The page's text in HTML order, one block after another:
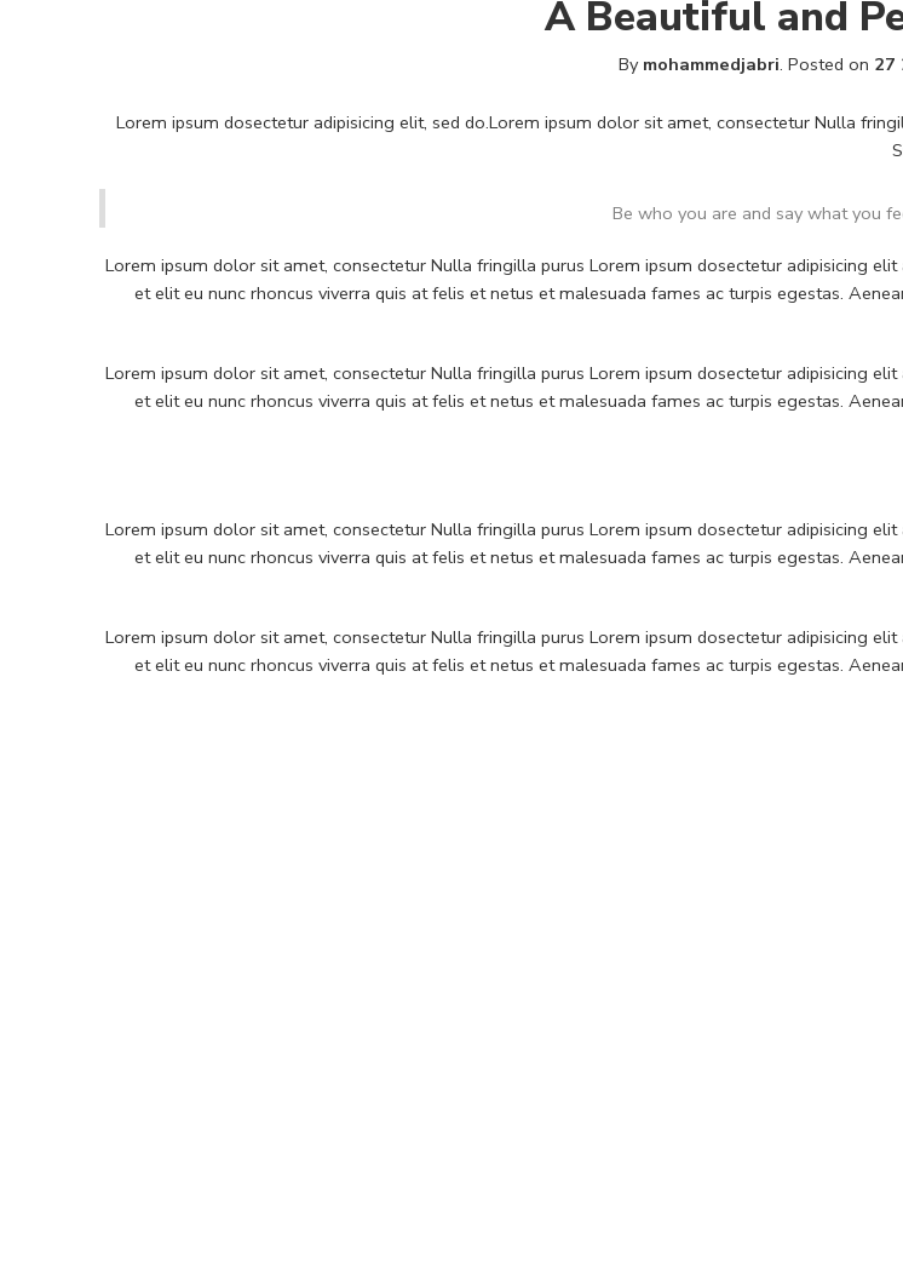
A Beautiful and
By mohammedjabri. Posted on
Lorem ipsum dosectetur adipisicing elit, sed do.Lorem ipsum dolor sit amet, consectetur Nulla
Be who you are and say what you
Lorem ipsum dolor sit amet, consectetur Nulla fringilla purus Lorem ipsum dosectetur adipisicing
et elit eu nunc rhoncus viverra quis at felis et netus et malesuada fames ac turpis egestas.
Lorem ipsum dolor sit amet, consectetur Nulla fringilla purus Lorem ipsum dosectetur adipisicing
et elit eu nunc rhoncus viverra quis at felis et netus et malesuada fames ac turpis egestas.
Lorem ipsum dolor sit amet, consectetur Nulla fringilla purus Lorem ipsum dosectetur adipisicing
et elit eu nunc rhoncus viverra quis at felis et netus et malesuada fames ac turpis egestas.
Lorem ipsum dolor sit amet, consectetur Nulla fringilla purus Lorem ipsum dosectetur adipisicing
et elit eu nunc rhoncus viverra quis at felis et netus et malesuada fames ac turpis egestas.